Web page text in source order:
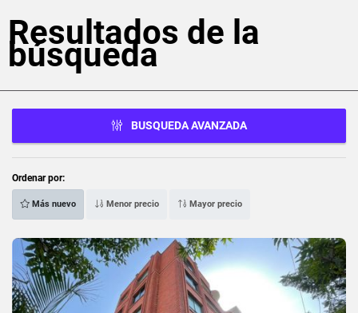
Resultados de la
búsqueda
BUSQUEDA AVANZADA
Ordenar por:
Más nuevo Menor precio Mayor precio